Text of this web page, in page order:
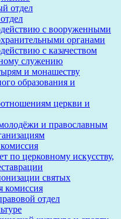
отдел
с вооруженными
органами
с казачеством
служению
и монашеству
образования и
церкви и
и православным
по церковному искусству,
святых
комиссия
отдел